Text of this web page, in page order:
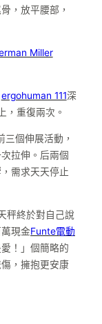
，放平腰部，
Miller
ergohuman 111深
，重復兩次。
三個伸展活動，
拉伸。后兩個
需求天天停止
秤終於對自己說
現金Funte電動
！」個簡略的
，擁抱更安康